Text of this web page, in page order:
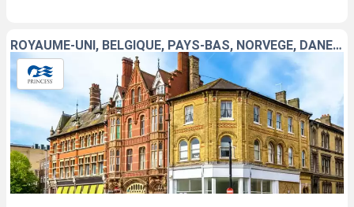
ROYAUME-UNI, BELGIQUE, PAYS-BAS, NORVÈGE, DANEMARK, ALLEMAGNE, LITUANIE, LETTONIE, FINLANDE, ESTONIE, SUÈDE